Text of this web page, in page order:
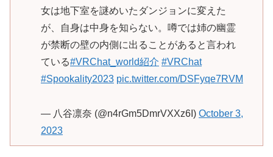
女は地下室を謎めいたダンジョンに変えた
が、自身は中身を知らない。噂では姉の幽霊
が禁断の壁の内側に出ることがあると言われ
ている#VRChat_world紹介 #VRChat
#Spookality2023 pic.twitter.com/DSFyqe7RVM
— 八谷凛奈 (@n4rGm5DmrVXXz6I) October 3,
2023